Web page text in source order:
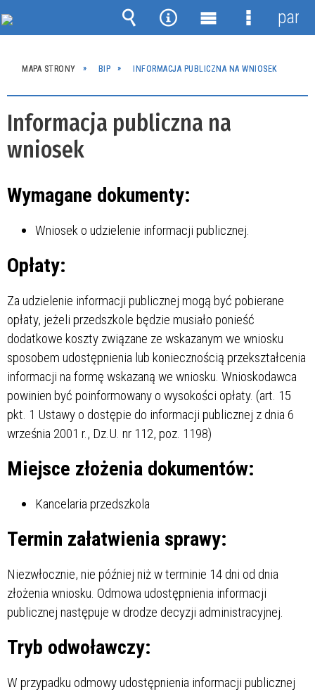
MAPA STRONY BIP INFORMACJA PUBLICZNA NA WNIOSEK
Informacja publiczna na
wniosek
Wymagane dokumenty:
Wniosek o udzielenie informacji publicznej.
Opłaty:
Za udzielenie informacji publicznej mogą być pobierane
opłaty, jeżeli przedszkole będzie musiało ponieść
dodatkowe koszty związane ze wskazanym we wniosku
sposobem udostępnienia lub koniecznością przekształcenia
informacji na formę wskazaną we wniosku. Wnioskodawca
powinien być poinformowany o wysokości opłaty. (art. 15
pkt. 1 Ustawy o dostępie do informacji publicznej z dnia 6
września 2001 r., Dz.U. nr 112, poz. 1198)
Miejsce złożenia dokumentów:
Kancelaria przedszkola
Termin załatwienia sprawy:
Niezwłocznie, nie później niż w terminie 14 dni od dnia
złożenia wniosku. Odmowa udostępnienia informacji
publicznej następuje w drodze decyzji administracyjnej.
Tryb odwoławczy:
W przypadku odmowy udostępnienia informacji publicznej
Wyszukiwarka
Narzędzia
MenuMenu
panel